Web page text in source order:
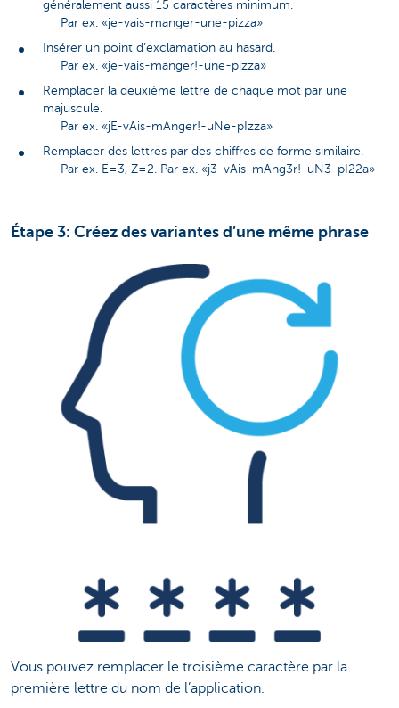
généralement aussi 15 caractères minimum.
Par ex. «je-vais-manger-une-pizza»
Insérer un point d’exclamation au hasard.
Par ex. «je-vais-manger!-une-pizza»
Remplacer la deuxième lettre de chaque mot par une
majuscule.
Par ex. «jE-vAis-mAnger!-uNe-pIzza»
Remplacer des lettres par des chiffres de forme similaire.
Par ex. E=3, Z=2. Par ex. «j3-vAis-mAng3r!-uN3-pI22a»
Étape 3: Créez des variantes d’une même phrase
Vous pouvez remplacer le troisième caractère par la
première lettre du nom de l’application.